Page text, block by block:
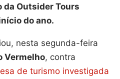
da Outsider Tours
do ano.
nesta segunda-feira
Vermelho, contra
de turismo investigada